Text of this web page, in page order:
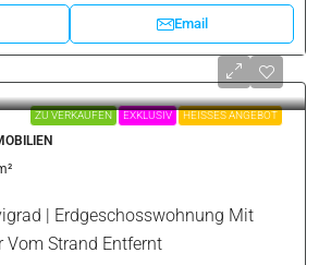
Email
ZU VERKAUFEN EXKLUSIV HEISSES ANGEBOT
| Erdgeschosswohnung Mit
Vom Strand Entfernt